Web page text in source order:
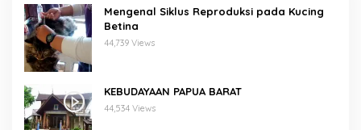
Mengenal Siklus Reproduksi pada Kucing
Betina
44,739 Views
KEBUDAYAAN PAPUA BARAT
44,534 Views